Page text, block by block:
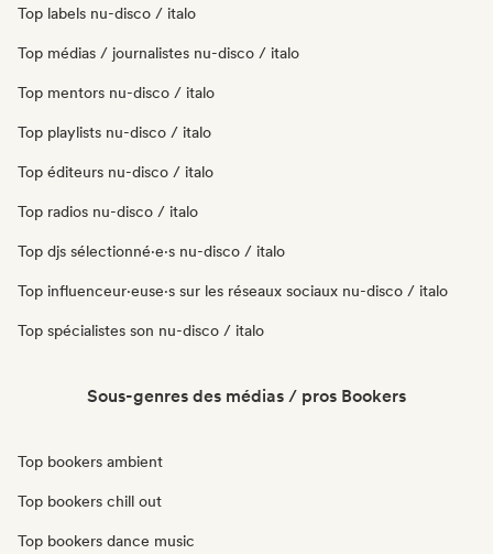
Top labels nu-disco / italo
Top médias / journalistes nu-disco / italo
Top mentors nu-disco / italo
Top playlists nu-disco / italo
Top éditeurs nu-disco / italo
Top radios nu-disco / italo
Top djs sélectionné·e·s nu-disco / italo
Top influenceur·euse·s sur les réseaux sociaux nu-disco / italo
Top spécialistes son nu-disco / italo
Sous-genres des médias / pros Bookers
Top bookers ambient
Top bookers chill out
Top bookers dance music